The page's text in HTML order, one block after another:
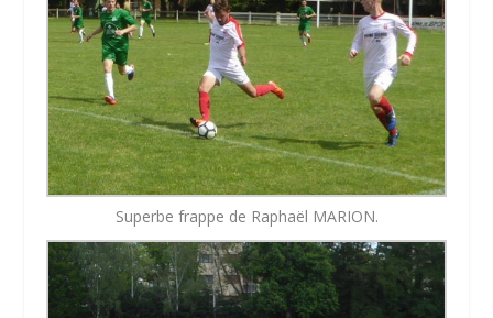
Superbe frappe de Raphaël MARION.